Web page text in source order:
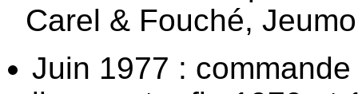
Carel & Fouché,
Juin 1977 :